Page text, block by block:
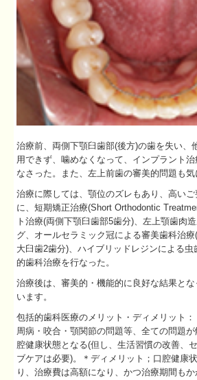
治療前、両側下顎臼歯部(後方)の歯を失い、
用できず、噛めなくなって、インプラント
なさった。また、左上前歯の審美的問題も気
治療に際しては、顎位のズレもあり、高い
に、短期矯正治療(Short Orthodontic
ト治療(両側下顎臼歯部5歯分)、左上顎歯肉
グ、オールセラミック冠による審美歯科治
大臼歯2歯分)、ハイブリッドレジンによる
的歯科治療を行なった。
治療後は、審美的・機能的に良好な結果と
います。
包括的歯科医療のメリット・ディメリット
周病・咬合・顎関節の問題等、全ての問題
腔健康状態となる(但し、生活習慣の改善、
ブケアは必要)。＊ディメリット；口腔健康
り、治療費は高額になり、かつ治療期間もか